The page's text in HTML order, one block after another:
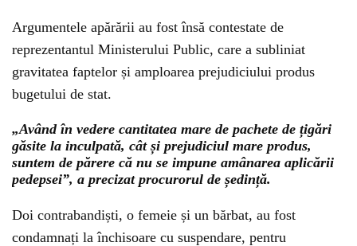
Argumentele apărării au fost însă contestate de
reprezentantul Ministerului Public, care a subliniat
gravitatea faptelor și amploarea prejudiciului produs
bugetului de stat.
„Având în vedere cantitatea mare de pachete de țigări
găsite la inculpată, cât și prejudiciul mare produs,
suntem de părere că nu se impune amânarea aplicării
pedepsei”, a precizat procurorul de ședință.
Doi contrabandiști, o femeie și un bărbat, au fost
condamnați la închisoare cu suspendare, pentru